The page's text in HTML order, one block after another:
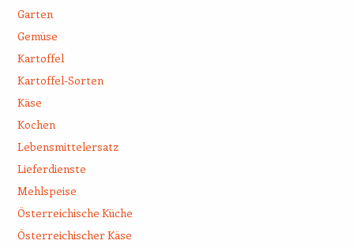
Garten
Gemüse
Kartoffel
Kartoffel-Sorten
Käse
Kochen
Lebensmittelersatz
Lieferdienste
Mehlspeise
Österreichische Küche
Österreichischer Käse